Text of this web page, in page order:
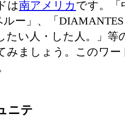
は南アメリカ です。「
ー」、「DIAMANTES
たい人・した人。」等
みましょう。このワー
ニテ